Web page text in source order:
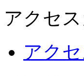
アクセ
アク